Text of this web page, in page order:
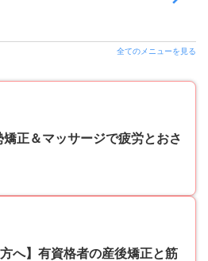
全てのメニューを見る
矯正＆マッサージで疲労とおさ
へ】有資格者の産後矯正と筋